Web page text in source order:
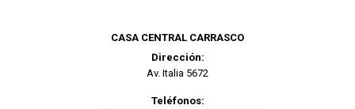
CASA CENTRAL CARRASCO
Dirección:
Av. Italia 5672
Teléfonos: